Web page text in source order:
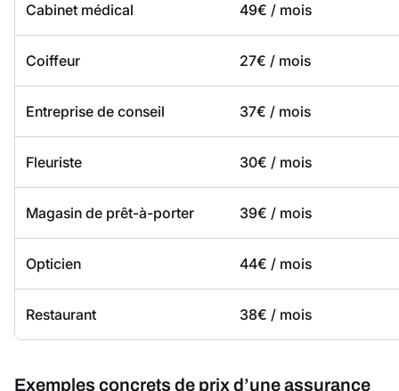
Cabinet médical 49€ / mois
Coiffeur 27€ / mois
Entreprise de conseil 37€ / mois
Fleuriste 30€ / mois
Magasin de prêt-à-porter 39€ / mois
Opticien 44€ / mois
Restaurant 38€ / mois
Exemples concrets de prix d’une assurance